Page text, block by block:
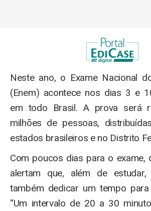
Neste ano, o Exame Nacional
(Enem) acontece nos dias 3 e
em todo Brasil. A prova será
milhões de pessoas,
estados brasileiros e no Distrito
Com poucos dias para o exame,
alertam que, além de estudar,
também dedicar um tempo para
“Um intervalo de 20 a 30